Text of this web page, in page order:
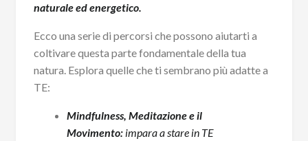
naturale ed energetico.
Ecco una serie di percorsi che possono aiutarti a
coltivare questa parte fondamentale della tua
natura. Esplora quelle che ti sembrano più adatte a
TE:
Mindfulness, Meditazione e il
Movimento:impara a stare in TE